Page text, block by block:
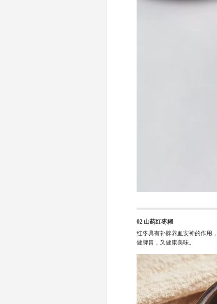
02 山药红枣糊
红枣具有补脾养血安神的作用
健脾胃，又健康美味。